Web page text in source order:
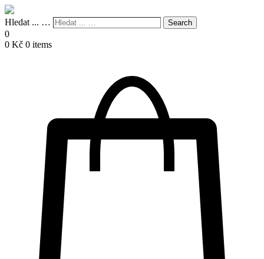
Hledat ... … Search
0
0 Kč 0 items